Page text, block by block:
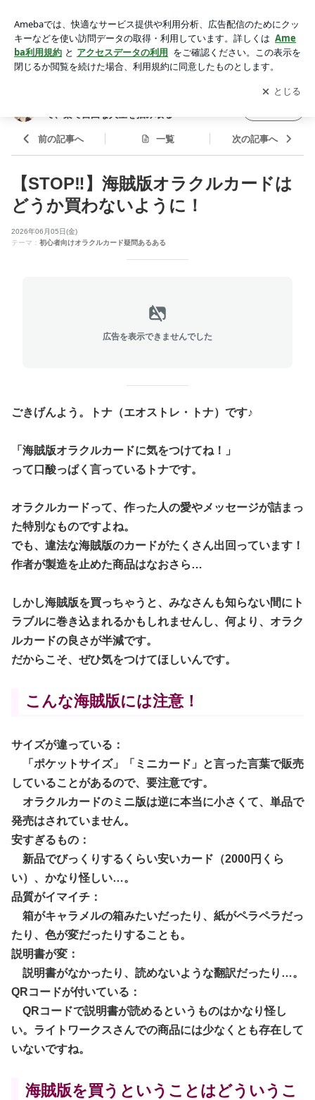
け40代！「体・心・富」豊かさを積立てて、楽で自由な人生
を掴み取る
アプリをダウンロードして ブログの更新通知
を受け取りまし
ょう。
開く
て、楽で自由な人生を掴み取る
前の記事へ 一覧 次の記事へ
【STOP‼︎】海賊版オラクルカードは
どうか買わないように！
2026年06月05日(金)
テーマ： 初心者向けオラクルカード疑問あるある
広告を表示できませんでした
ごきげんよう。トナ（エオストレ・トナ）です♪
「海賊版オラクルカードに気をつけてね！」
って口酸っぱく言っているトナです。
オラクルカードって、作った人の愛やメッセージが詰まっ
た特別なものですよね。
でも、違法な海賊版のカードがたくさん出回っています！
作者が製造を止めた商品はなおさら…
しかし海賊版を買っちゃうと、みなさんも知らない間にト
ラブルに巻き込まれるかもしれませんし、何より、オラク
ルカードの良さが半減です。
だからこそ、ぜひ気をつけてほしいんです。
こんな海賊版には注意！
サイズが違っている：
「ポケットサイズ」「ミニカード」と言った言葉で販売
していることがあるので、要注意です。
オラクルカードのミニ版は逆に本当に小さくて、単品で
発売はされていません。
安すぎるもの：
新品でびっくりするくらい安いカード（2000円くら
い）、かなり怪しい…。
品質がイマイチ：
箱がキャラメルの箱みたいだったり、紙がペラペラだっ
たり、色が変だったりすることも。
説明書が変：
説明書がなかったり、読めないような翻訳だったり…。
QRコードが付いている：
QRコードで説明書が読めるというものはかなり怪し
い。ライトワークスさんでの商品には少なくとも存在して
いないですね。
海賊版を買うということはどういうこ